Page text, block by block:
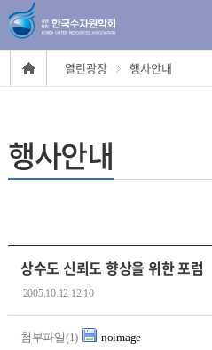
열린광장 행사안내
행사안내
상수도 신뢰도 향상을 위한 포럼
2005.10.12 12:10
첨부파일(1) noimage